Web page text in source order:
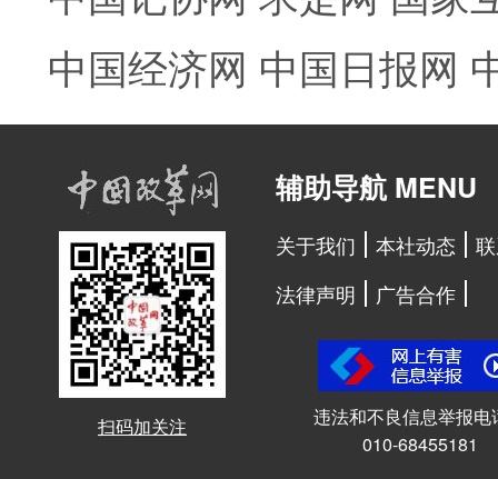
中国经济网 中国日报网
扫码加关注
辅助导航 MENU
关于我们 本社动态
法律声明
广告合作
违法和不良信息举报电
010-68455181